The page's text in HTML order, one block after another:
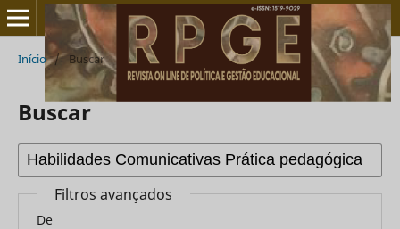
Início / Buscar
Buscar
Filtros avançados
De